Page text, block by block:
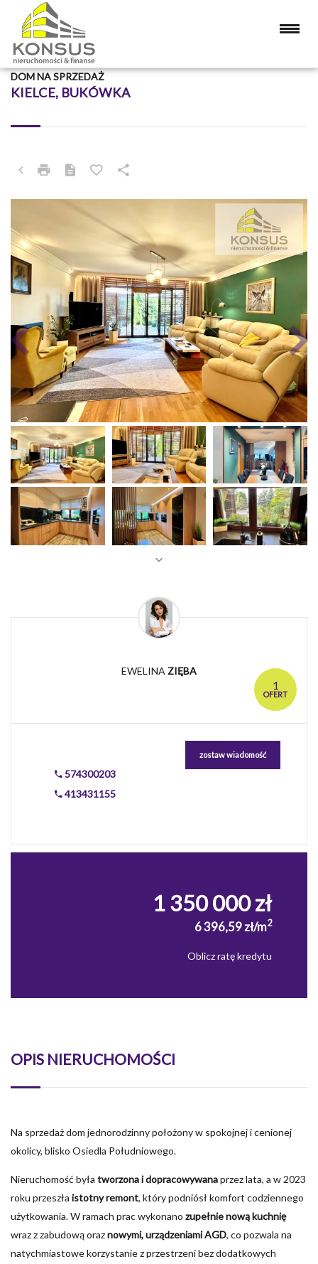
KIELCE, BUKÓWKA
DOM NA SPRZEDAŻ
1
OFERT
EWELINA ZIĘBA
574300203
413431155
zostaw wiadomość
1 350 000 zł
6 396,59 zł/m2
Oblicz ratę kredytu
OPIS NIERUCHOMOŚCI
Na sprzedaż dom jednorodzinny położony w spokojnej i cenionej
okolicy, blisko Osiedla Południowego.
Nieruchomość była tworzona i dopracowywanaprzez lata, a w 2023
roku przeszła istotny remont, który podniósł komfort codziennego
użytkowania. W ramach prac wykonano zupełnie nową kuchnię
wraz z zabudową oraznowymi, urządzeniami AGD, co pozwala na
natychmiastowe korzystanie z przestrzeni bez dodatkowych